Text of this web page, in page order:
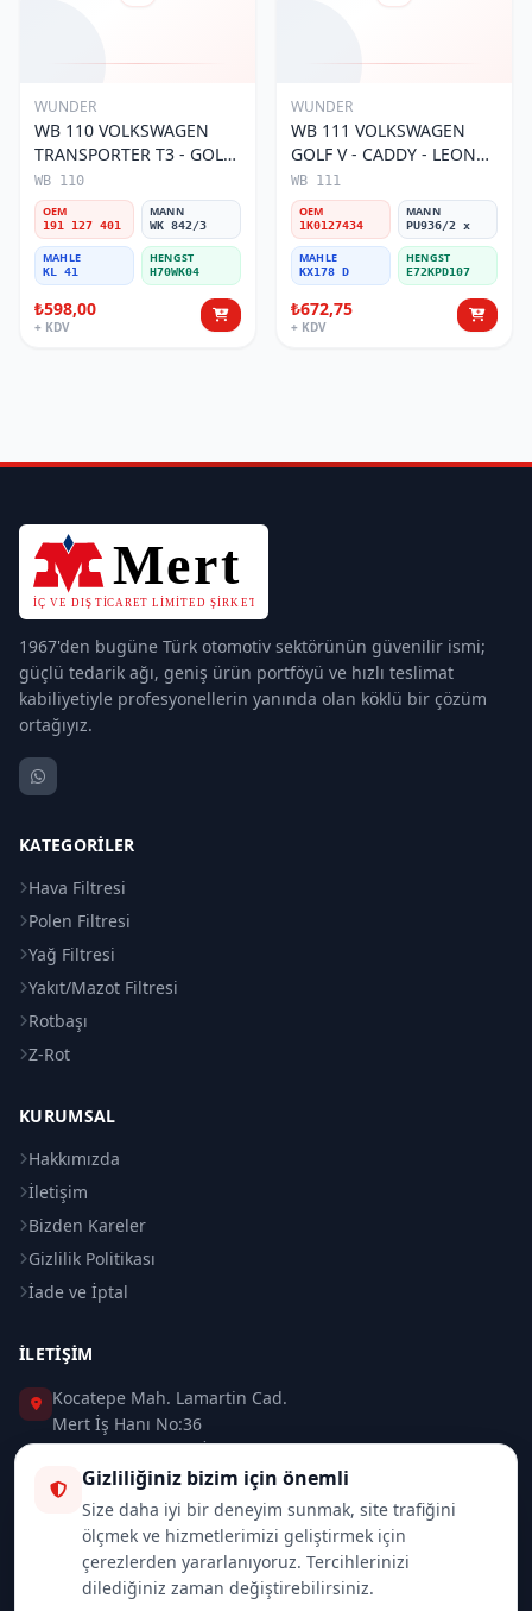
WUNDER
WB 110 VOLKSWAGEN
TRANSPORTER T3 - GOLF
II 191 127 401
Yakıt/Mazot Filtresi
WB 110
OEM
191 127 401
MANN
WK 842/3
MAHLE
KL 41
HENGST
H70WK04
₺598,00
+ KDV
WUNDER
WB 111 VOLKSWAGEN
GOLF V - CADDY - LEON
04-10 1K0 127 434
Yakıt/Mazot Filtresi
WB 111
OEM
1K0127434
MANN
PU936/2 x
MAHLE
KX178 D
HENGST
E72KPD107
₺672,75
+ KDV
1967'den bugüne Türk otomotiv sektörünün güvenilir ismi;
güçlü tedarik ağı, geniş ürün portföyü ve hızlı teslimat
kabiliyetiyle profesyonellerin yanında olan köklü bir çözüm
ortağıyız.
KATEGORILER
Hava Filtresi
Polen Filtresi
Yağ Filtresi
Yakıt/Mazot Filtresi
Rotbaşı
Z-Rot
KURUMSAL
Hakkımızda
İletişim
Bizden Kareler
Gizlilik Politikası
İade ve İptal
İLETIŞIM
Kocatepe Mah. Lamartin Cad.
Mert İş Hanı No:36
Taksim / Beyoğlu / İSTANBUL
0 (212) 235 37 83
0 (532) 418 08 46
info@merttrade.com
Gizliliğiniz bizim için önemli
Size daha iyi bir deneyim sunmak, site trafiğini
ölçmek ve hizmetlerimizi geliştirmek için
çerezlerden yararlanıyoruz. Tercihlerinizi
dilediğiniz zaman değiştirebilirsiniz.